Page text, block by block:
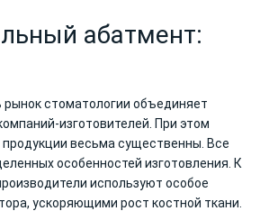
абатмент:
рынок стоматологии объединяет
изготовителей. При этом
продукции весьма существенны. Все
особенностей изготовления. К
используют особое
ускоряющими рост костной ткани.